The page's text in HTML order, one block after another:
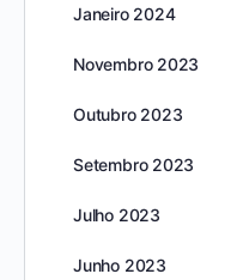
Janeiro 2024
Novembro 2023
Outubro 2023
Setembro 2023
Julho 2023
Junho 2023